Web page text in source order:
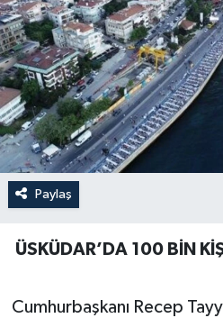
Paylaş
ÜSKÜDAR’DA 100 BİN
Cumhurbaşkanı Recep